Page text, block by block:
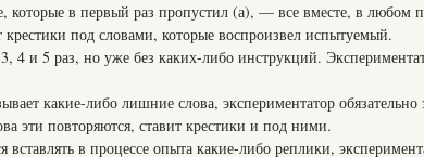
которые в первый раз пропустил (а), — все вместе, в любом
крестики под словами, которые воспроизвел испытуемый.
4 и 5 раз, но уже без каких-либо инструкций.
какие-либо лишние слова, экспериментатор обязательно
эти повторяются, ставит крестики и под ними.
вставлять в процессе опыта какие-либо реплики,